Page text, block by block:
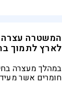
המשטרה עצרה
לארץ לתמוך
במהלך מעצרה
חומרים אשר